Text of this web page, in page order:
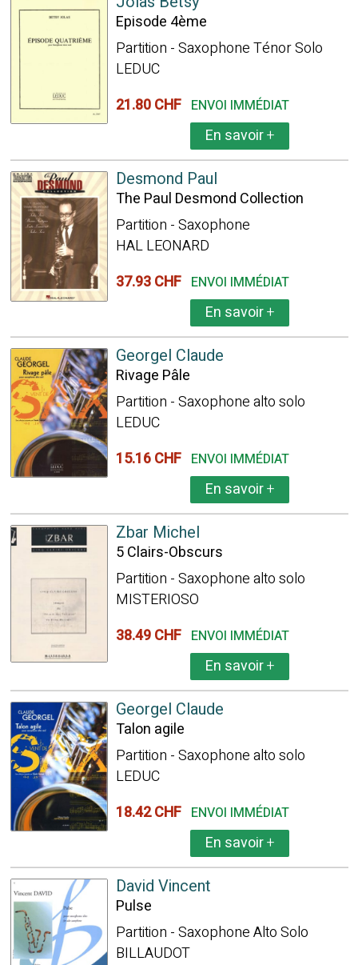
Episode 4ème
Partition - Saxophone Ténor Solo
LEDUC
21.80 CHF ENVOI IMMÉDIAT
En savoir+
Desmond Paul
The Paul Desmond Collection
Partition - Saxophone
HAL LEONARD
37.93 CHF ENVOI IMMÉDIAT
En savoir+
Georgel Claude
Rivage Pâle
Partition - Saxophone alto solo
LEDUC
15.16 CHF ENVOI IMMÉDIAT
En savoir+
Zbar Michel
5 Clairs-Obscurs
Partition - Saxophone alto solo
MISTERIOSO
38.49 CHF ENVOI IMMÉDIAT
En savoir+
Georgel Claude
Talon agile
Partition - Saxophone alto solo
LEDUC
18.42 CHF ENVOI IMMÉDIAT
En savoir+
David Vincent
Pulse
Partition - Saxophone Alto Solo
BILLAUDOT